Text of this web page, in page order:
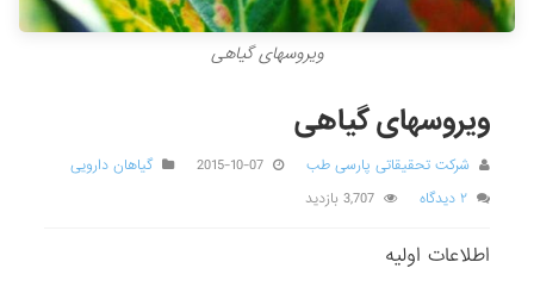
ویروسهای گیاهی
ویروسهای گیاهی
شرکت تحقیقاتی پارسی طب 2015-10-07
گیاهان دارویی
۲ دیدگاه
3,707 بازدید
اطلاعات اولیه